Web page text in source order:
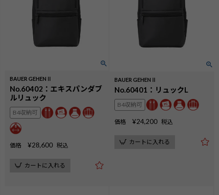
BAUER GEHENⅡ
No.60402：エキスパンダブ
ルリュック
B4収納可
価格 ¥28,600 税込
カートに入れる
BAUER GEHENⅡ
No.60401：リュックL
B4収納可
価格 ¥24,200 税込
カートに入れる